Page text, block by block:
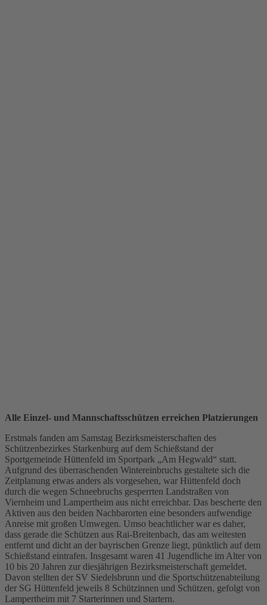
Alle Einzel- und Mannschaftsschützen erreichen Platzierungen
Erstmals fanden am Samstag Bezirksmeisterschaften des
Schützenbezirkes Starkenburg auf dem Schießstand der
Sportgemeinde Hüttenfeld im Sportpark „Am Hegwald“ statt.
Aufgrund des überraschenden Wintereinbruchs gestaltete sich die
Zeitplanung etwas anders als vorgesehen, war Hüttenfeld doch
durch die wegen Schneebruchs gesperrten Landstraßen von
Viernheim und Lampertheim aus nicht erreichbar. Das bescherte den
Aktiven aus den beiden Nachbarorten eine besonders aufwendige
Anreise mit großen Umwegen. Umso beachtlicher war es daher,
dass gerade die Schützen aus Rai-Breitenbach, das am weitesten
entfernt und dicht an der bayrischen Grenze liegt, pünktlich auf dem
Schießstand eintrafen. Insgesamt waren 41 Jugendliche im Alter von
10 bis 20 Jahren zur diesjährigen Bezirksmeisterschaft gemeldet.
Davon stellten der SV Siedelsbrunn und die Sportschützenabteilung
der SG Hüttenfeld jeweils 8 Schützinnen und Schützen, gefolgt von
Lampertheim mit 7 Starterinnen und Startern.